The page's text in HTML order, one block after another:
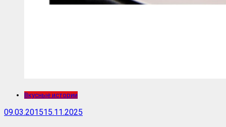
Вкусные истории
09.03.201515.11.2025